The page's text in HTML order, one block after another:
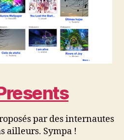
par des internautes
ailleurs. Sympa !